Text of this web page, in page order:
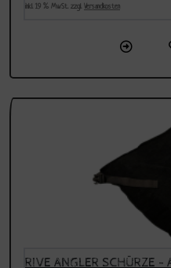
inkl. 19 % MwSt. zzgl. Versandkosten
RIVE ANGLER SCHÜRZE -